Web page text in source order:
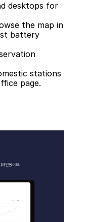
desktops for
the map in
battery
stations
page.